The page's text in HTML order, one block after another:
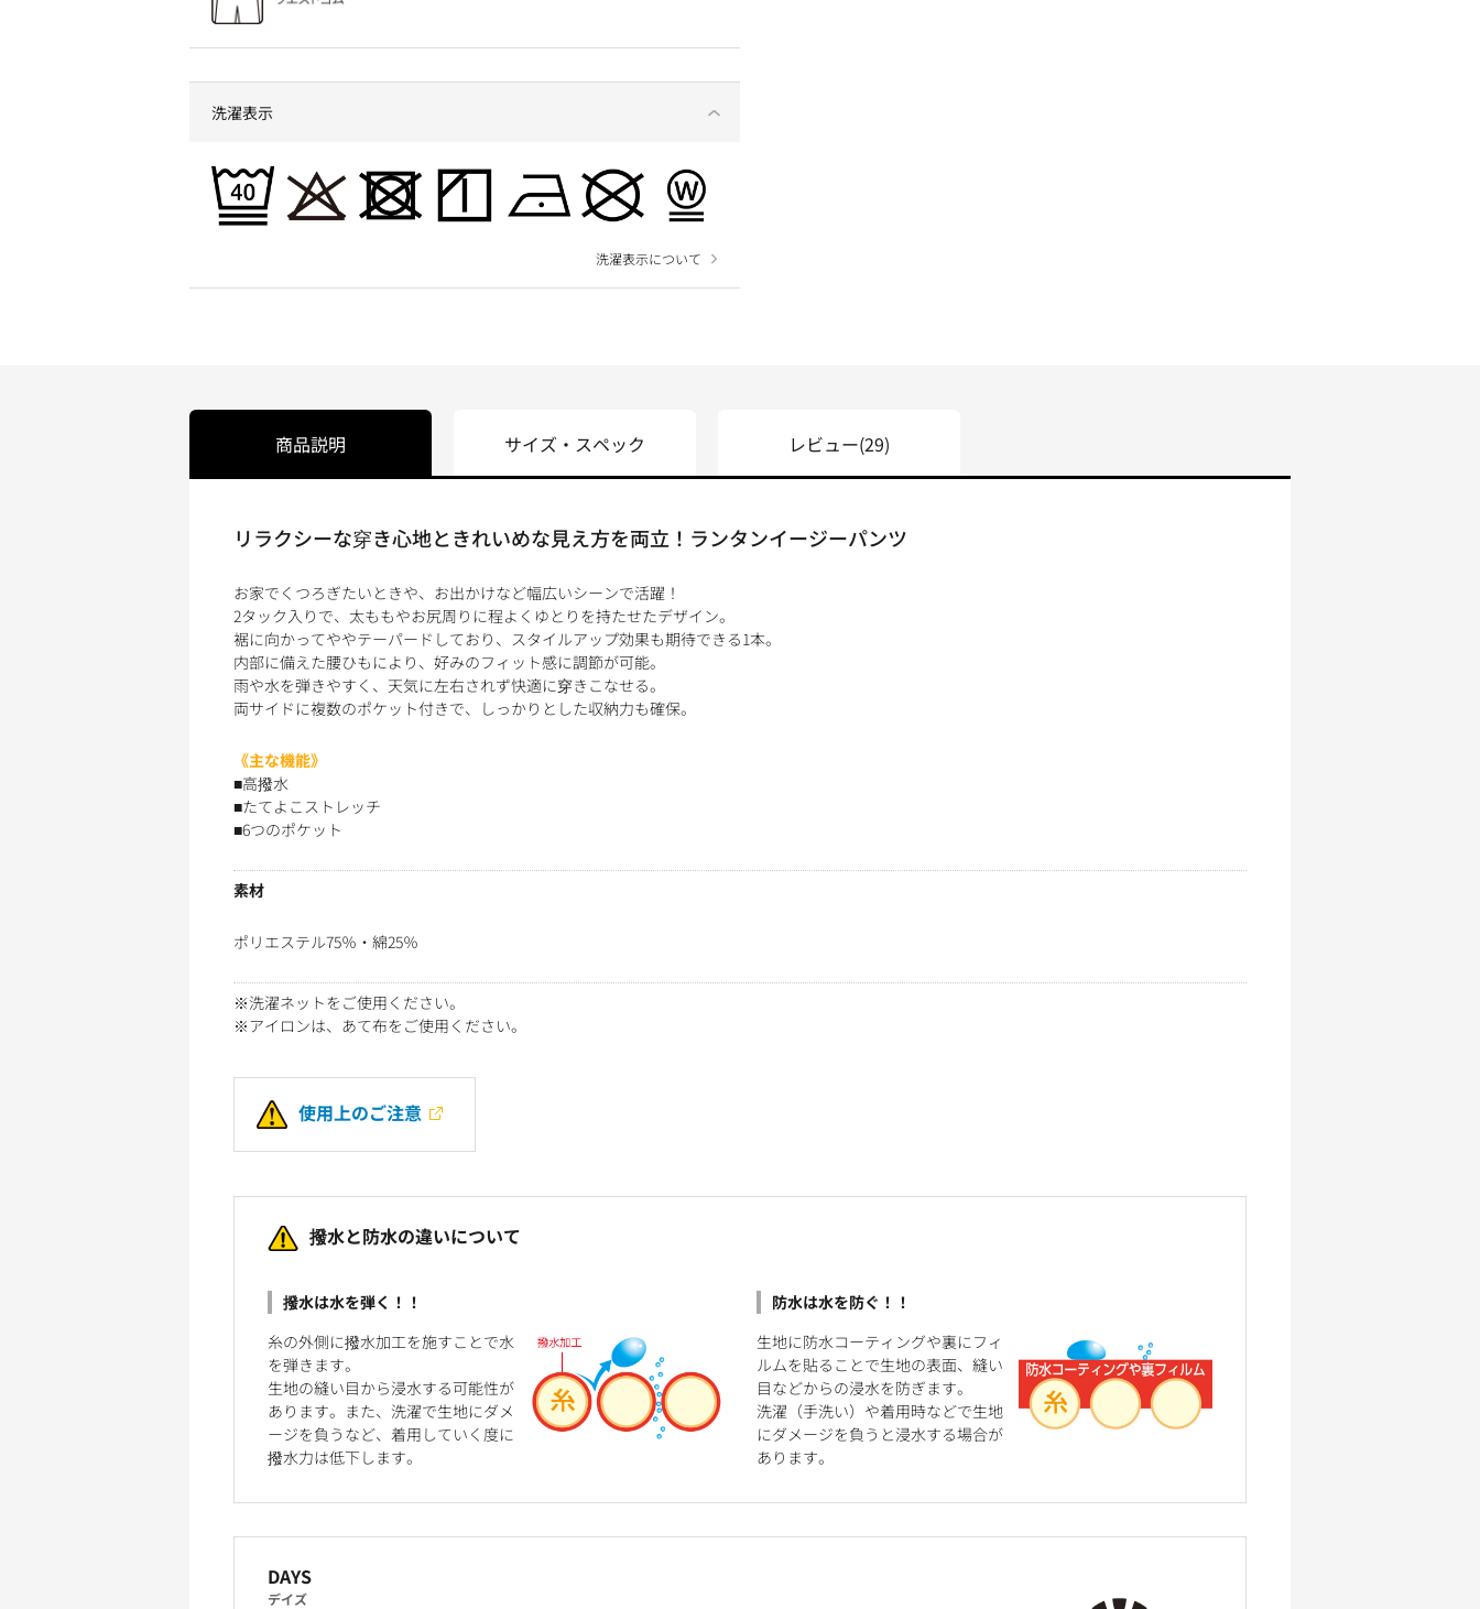
洗濯表示
洗濯表示について
商品説明
リラクシーな穿き心地ときれいめな見え方を両立！ランタンイージーパンツ
お家でくつろぎたいときや、お出かけなど幅広いシーンで活躍！
2タック入りで、太ももやお尻周りに程よくゆとりを持たせたデザイン。
裾に向かってややテーパードしており、スタイルアップ効果も期待できる1本。
内部に備えた腰ひもにより、好みのフィット感に調節が可能。
雨や水を弾きやすく、天気に左右されず快適に穿きこなせる。
両サイドに複数のポケット付きで、しっかりとした収納力も確保。
《主な機能》
■高撥水
■たてよこストレッチ
■6つのポケット
素材
ポリエステル75％・綿25％
※洗濯ネットをご使用ください。
※アイロンは、あて布をご使用ください。
使用上のご注意
撥水と防水の違いについて
撥水は水を弾く！！
糸の外側に撥水加工を施すことで水
を弾きます。
生地の縫い目から浸水する可能性が
あります。また、洗濯で生地にダメ
ージを負うなど、着用していく度に
撥水力は低下します。
防水は水を防ぐ！！
生地に防水コーティングや裏にフィ
ルムを貼ることで生地の表面、縫い
目などからの浸水を防ぎます。
洗濯（手洗い）や着用時などで生地
にダメージを負うと浸水する場合が
あります。
DAYS
デイズ
サイズ・スペック レビュー(29)